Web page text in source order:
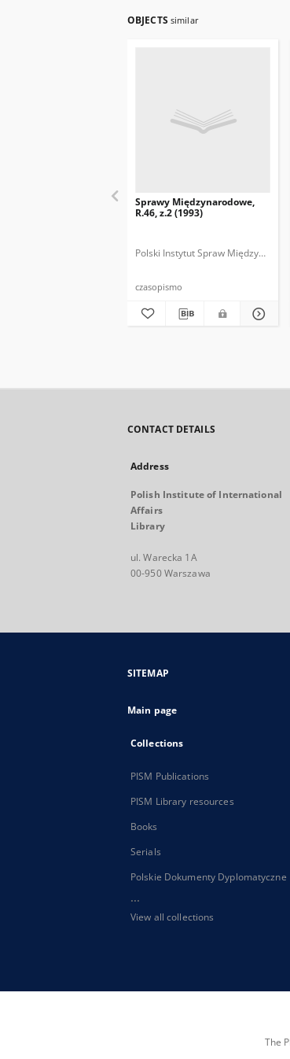
OBJECTS similar
Sprawy Międzynarodowe,
R.46, z.2 (1993)
Polski Instytut Spraw
czasopismo
CONTACT DETAILS
Address
Polish Institute of International
Affairs
Library
ul. Warecka 1A
00-950 Warszawa
SITEMAP
Main page
Collections
PISM Publications
PISM Library resources
Books
Serials
Polskie Dokumenty Dyplomatyczne
...
View all collections
The